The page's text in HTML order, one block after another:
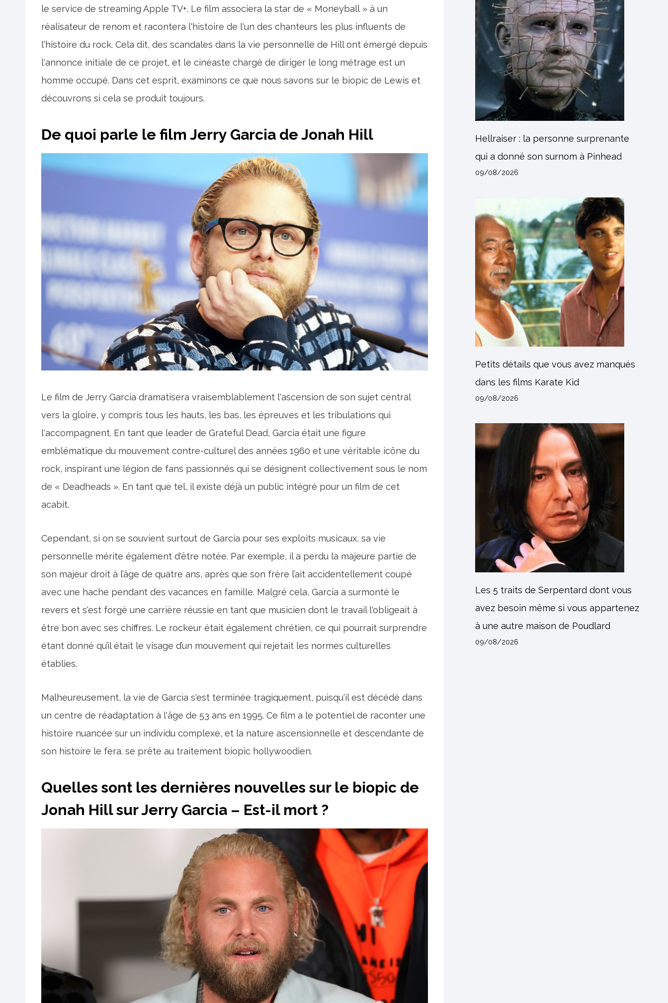
le service de streaming Apple TV+. Le film associera la star de « Moneyball » à un
réalisateur de renom et racontera l'histoire de l'un des chanteurs les plus influents de
l'histoire du rock. Cela dit, des scandales dans la vie personnelle de Hill ont émergé depuis
l'annonce initiale de ce projet, et le cinéaste chargé de diriger le long métrage est un
homme occupé. Dans cet esprit, examinons ce que nous savons sur le biopic de Lewis et
découvrons si cela se produit toujours.
De quoi parle le film Jerry Garcia de Jonah Hill
Le film de Jerry Garcia dramatisera vraisemblablement l'ascension de son sujet central
vers la gloire, y compris tous les hauts, les bas, les épreuves et les tribulations qui
l'accompagnent. En tant que leader de Grateful Dead, Garcia était une figure
emblématique du mouvement contre-culturel des années 1960 et une véritable icône du
rock, inspirant une légion de fans passionnés qui se désignent collectivement sous le nom
de « Deadheads ». En tant que tel, il existe déjà un public intégré pour un film de cet
acabit.
Cependant, si on se souvient surtout de Garcia pour ses exploits musicaux, sa vie
personnelle mérite également d'être notée. Par exemple, il a perdu la majeure partie de
son majeur droit à l’âge de quatre ans, après que son frère l’ait accidentellement coupé
avec une hache pendant des vacances en famille. Malgré cela, Garcia a surmonté le
revers et s'est forgé une carrière réussie en tant que musicien dont le travail l'obligeait à
être bon avec ses chiffres. Le rockeur était également chrétien, ce qui pourrait surprendre
étant donné qu’il était le visage d’un mouvement qui rejetait les normes culturelles
établies.
Malheureusement, la vie de Garcia s'est terminée tragiquement, puisqu'il est décédé dans
un centre de réadaptation à l'âge de 53 ans en 1995. Ce film a le potentiel de raconter une
histoire nuancée sur un individu complexe, et la nature ascensionnelle et descendante de
son histoire le fera. se prête au traitement biopic hollywoodien.
Quelles sont les dernières nouvelles sur le biopic de
Jonah Hill sur Jerry Garcia – Est-il mort ?
Hellraiser : la personne surprenante
qui a donné son surnom à Pinhead
09/08/2026
Petits détails que vous avez manqués
dans les films Karate Kid
09/08/2026
Les 5 traits de Serpentard dont vous
avez besoin même si vous appartenez
à une autre maison de Poudlard
09/08/2026